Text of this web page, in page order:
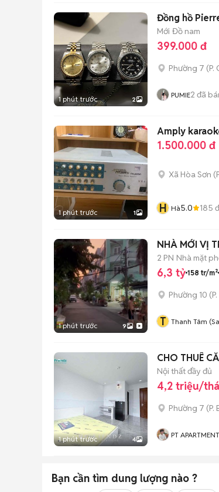
1 phút trước 2
Đồng hồ
Mới Đồ nam
399.000 đ
Phường 7 (P.
PUMIE2 đã
1 phút trước 1
Amply
1.500.000 đ
Xã Hòa Sơn (
H Hà5.0 185
1 phút trước 9
NHÀ MỚI VỊ
2 PN Nhà mặt
6,3 tỷ 158 tr/m²
Phường 10 (
T Thanh Tâm
1 phút trước 4
CHO THUÊ
Nội thất đầy đủ
4,2 triệu/
Phường 7 (P.
PT
Bạn cần tìm dung lượng nào ?